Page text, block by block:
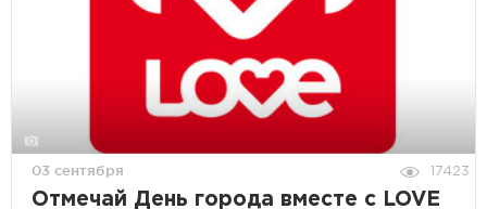
03 сентября 17423
Отмечай День города вместе с LOVE